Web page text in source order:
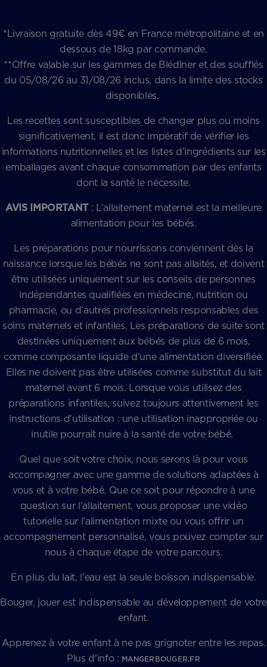
*Livraison gratuite dès 49€ en France métropolitaine et en
dessous de 18kg par commande.
**Offre valable sur les gammes de Blédîner et des soufflés
du 05/08/26 au 31/08/26 inclus, dans la limite des stocks
disponibles.
Les recettes sont susceptibles de changer plus ou moins
significativement, il est donc impératif de vérifier les
informations nutritionnelles et les listes d’ingrédients sur les
emballages avant chaque consommation par des enfants
dont la santé le nécessite.
AVIS IMPORTANT : L’allaitement maternel est la meilleure
alimentation pour les bébés.
Les préparations pour nourrissons conviennent dès la
naissance lorsque les bébés ne sont pas allaités, et doivent
être utilisées uniquement sur les conseils de personnes
indépendantes qualifiées en médecine, nutrition ou
pharmacie, ou d’autres professionnels responsables des
soins maternels et infantiles. Les préparations de suite sont
destinées uniquement aux bébés de plus de 6 mois,
comme composante liquide d’une alimentation diversifiée.
Elles ne doivent pas être utilisées comme substitut du lait
maternel avant 6 mois. Lorsque vous utilisez des
préparations infantiles, suivez toujours attentivement les
instructions d’utilisation : une utilisation inappropriée ou
inutile pourrait nuire à la santé de votre bébé.
Quel que soit votre choix, nous serons là pour vous
accompagner avec une gamme de solutions adaptées à
vous et à votre bébé. Que ce soit pour répondre à une
question sur l’allaitement, vous proposer une vidéo
tutorielle sur l’alimentation mixte ou vous offrir un
accompagnement personnalisé, vous pouvez compter sur
nous à chaque étape de votre parcours.
En plus du lait, l'eau est la seule boisson indispensable.
Bouger, jouer est indispensable au développement de votre
enfant.
Apprenez à votre enfant à ne pas grignoter entre les repas.
Plus d'info : MANGERBOUGER.FR